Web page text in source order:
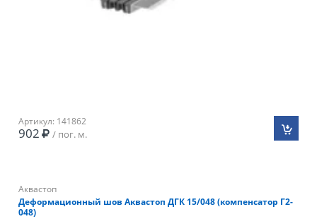
Артикул: 141862
902 / пог. м.
Аквастоп
Деформационный шов Аквастоп ДГК 15/048 (компенсатор Г2-
048)